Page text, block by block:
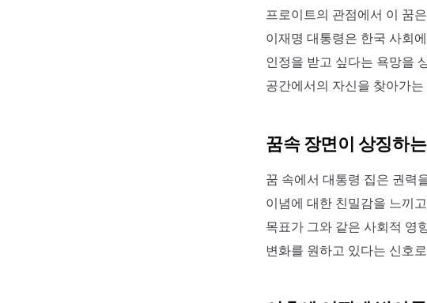
프로이트의 관점에서 이 꿈
이재명 대통령은 한국 사회
인정을 받고 싶다는 욕망을
공간에서의 자신을 찾아가
꿈속 장면이 상징하
꿈 속에서 대통령 집은 권력
이념에 대한 친밀감을 느끼
목표가 그와 같은 사회적 영
변화를 원하고 있다는 신호